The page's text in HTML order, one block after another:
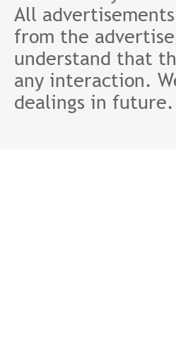
All
from the
understand that
any interaction.
dealings in future.